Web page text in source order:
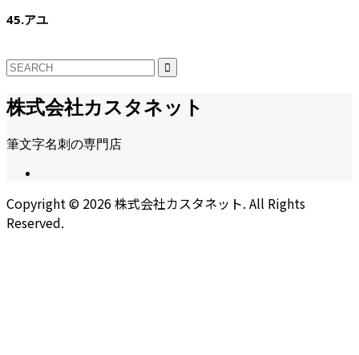
45.アユ
株式会社カスタネット
筆文字名刺の専門店
Copyright © 2026株式会社カスタネット. All Rights
Reserved.